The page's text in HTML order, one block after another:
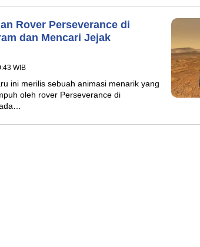
Rover Perseverance di
dan Mencari Jejak
WIB
ini merilis sebuah animasi menarik yang
oleh rover Perseverance di